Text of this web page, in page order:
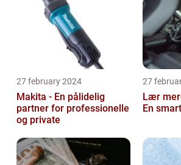
27 february 2024
Makita - En pålidelig
partner for professionelle
og private
27
Lær
En